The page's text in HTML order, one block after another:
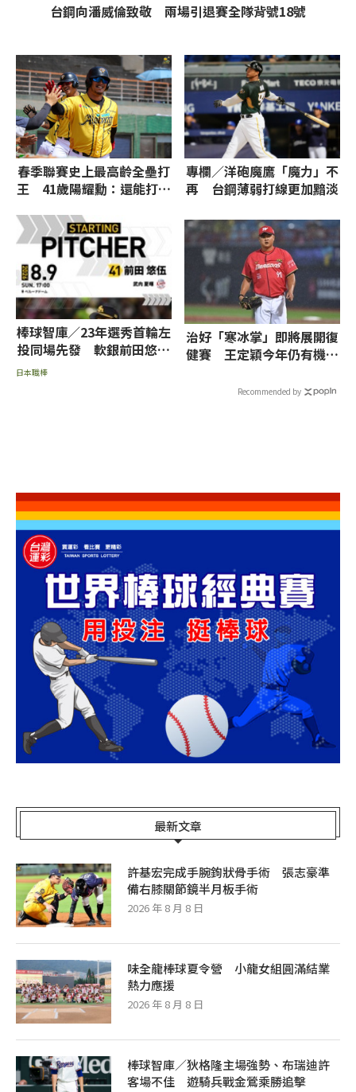
台鋼向潘威倫致敬 兩場引退賽全隊背號18號
春季聯賽史上最高齡全壘打
王 41歲陽耀勳：還能打球
專欄／洋砲魔鷹「魔力」不
再 台鋼薄弱打線更加黯淡
棒球智庫／23年選秀首輪左
投同場先發 軟銀前田悠伍
看好技壓西武武內夏暉
日本職棒
治好「寒冰掌」即將展開復
健賽 王定穎今年仍有機會
Recommended by
最新文章
許基宏完成手腕鉤狀骨手術 張志豪準
備右膝關節鏡半月板手術
2026 年 8 月 8 日
味全龍棒球夏令營 小龍女組圓滿結業
熱力應援
2026 年 8 月 8 日
棒球智庫／狄格隆主場強勢、布瑞迪許
客場不佳 遊騎兵戰金鶯乘勝追擊